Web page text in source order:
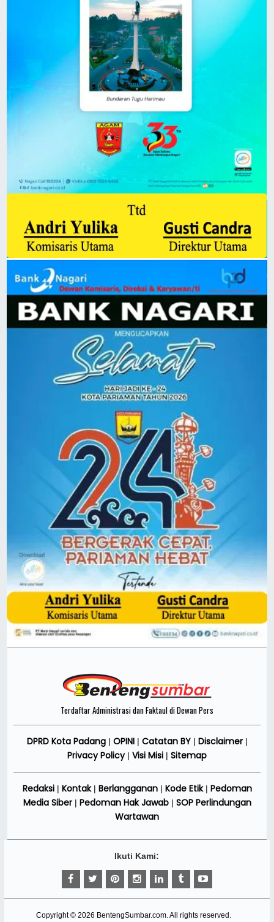
Terdaftar Administrasi dan Faktaul di Dewan Pers
DPRD Kota Padang| OPINI| Catatan BY| Disclaimer|
Privacy Policy| Visi Misi | Sitemap
Redaksi| Kontak| Berlangganan| Kode Etik| Pedoman
Media Siber| Pedoman Hak Jawab| SOP Perlindungan
Wartawan
Ikuti Kami:
Copyright ©2026 BentengSumbar.com. All rights reserved.